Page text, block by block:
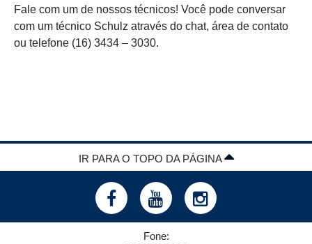
Fale com um de nossos técnicos! Você pode conversar
com um técnico Schulz através do chat, área de contato
ou telefone (16) 3434 – 3030.
IR PARA O TOPO DA PÁGINA
Fone: